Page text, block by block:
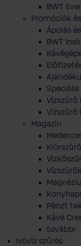
BWT
Promóciók
Ápolás
BWT
Vízszűrő
Vízszűrő
Magazin
Pénzt
Kávé
további
Ivóvíz szűrés